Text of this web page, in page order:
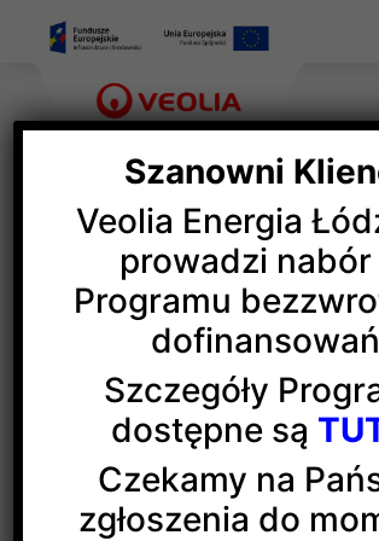
Wysoko w
Siatkarska drużyna Veolii Łódź zajęła
w XIV Noworocznym Turnieju
organizowanym przez Klub
Siatkowejw Łodzi. W turnieju wystąpiło
w tym większość występująca w
Szanowni
Veolia Energia
prowadzi nabór
Programu
Szczegóły
dostępne są
Czekamy na
zgłoszenia do